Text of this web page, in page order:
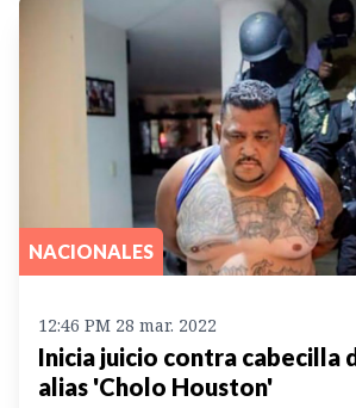
NACIONALES
12:46 PM 28 mar. 2022
Inicia juicio contra cabecilla
alias 'Cholo Houston'